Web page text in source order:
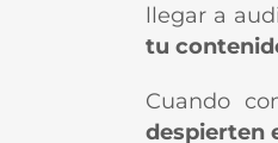
llegar a
tu
Cuando
despierten